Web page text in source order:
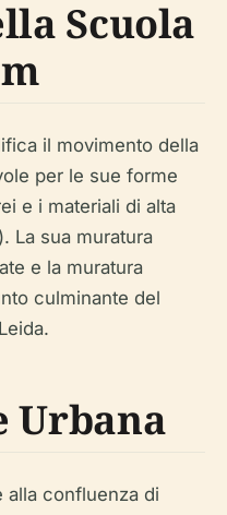
Scuola
il movimento della
per le sue forme
e i materiali di alta
La sua muratura
e la muratura
culminante del
Urbana
alla confluenza di